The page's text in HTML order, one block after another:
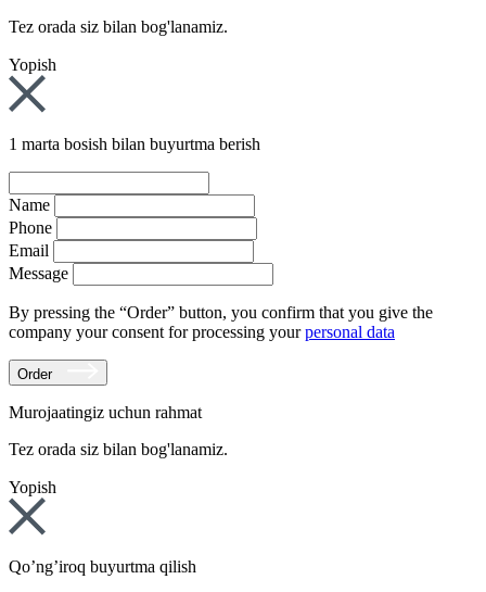
Tez orada siz bilan bog'lanamiz.
Yopish
1 marta bosish bilan buyurtma berish
Name
Phone
Email
Message
By pressing the “Order” button, you confirm that you give the
company your consent for processing yourpersonal data
Order
Murojaatingiz uchun rahmat
Tez orada siz bilan bog'lanamiz.
Yopish
Qo’ng’iroq buyurtma qilish